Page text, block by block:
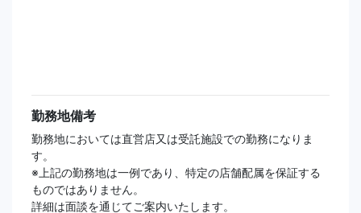
勤務地備考
勤務地においては直営店又は受託施設での勤務になりま
す。
※上記の勤務地は一例であり、特定の店舗配属を保証する
ものではありません。
詳細は面談を通じてご案内いたします。